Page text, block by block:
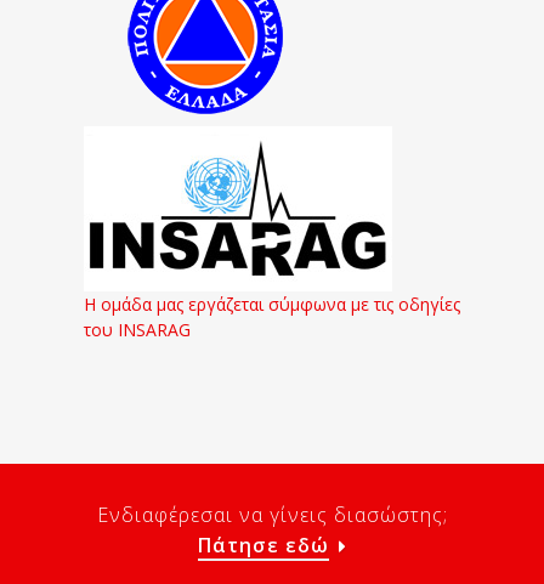
Η ομάδα μας εργάζεται σύμφωνα με τις οδηγίες
του INSARAG
Ενδιαφέρεσαι να γίνεις διασώστης;
Πάτησε εδώ